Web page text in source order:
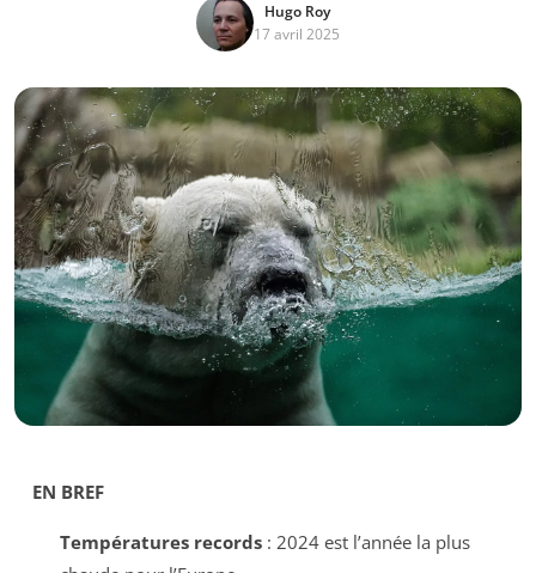
Hugo Roy
17 avril 2025
EN BREF
Températures records: 2024 est l’année la plus